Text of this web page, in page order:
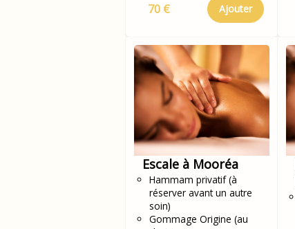
70 € Ajouter
Escale à Mooréa
Hammam privatif (à
réserver avant un autre
soin)
Gommage Origine (au